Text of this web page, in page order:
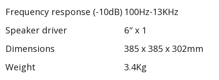
Frequency response (-10dB) 100Hz-13KHz
Speaker driver
6″ x 1
Dimensions
385 x 385 x 302mm
Weight
3.4Kg